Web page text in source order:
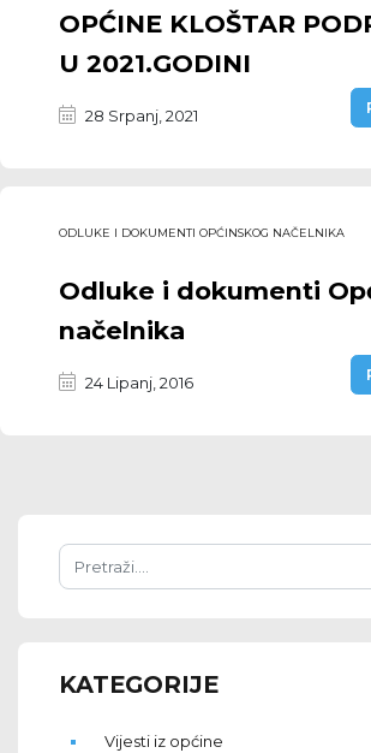
OPĆINE KLOŠTAR
U 2021.GODINI
28 Srpanj, 2021
ODLUKE I DOKUMENTI OPĆINSKOG NAČELNIKA
Odluke i dokumenti
načelnika
24 Lipanj, 2016
KATEGORIJE
Vijesti iz općine